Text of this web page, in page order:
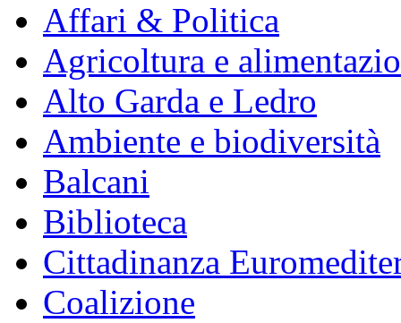
Affari & Politica
Agricoltura e
Alto Garda e Ledro
Ambiente e biodiversità
Balcani
Biblioteca
Cittadinanza
Coalizione